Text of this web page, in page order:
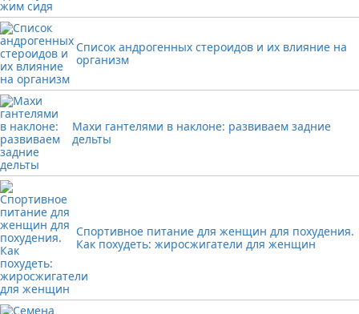
Список андрогенных стероидов и их влияние на
организм
Махи гантелями в наклоне: развиваем задние
дельты
Спортивное питание для женщин для похудения.
Как похудеть: жиросжигатели для женщин